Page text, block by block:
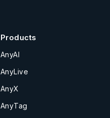
Products
AnyAI
AnyLive
AnyX
AnyTag